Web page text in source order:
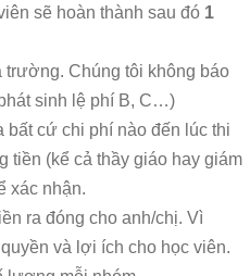
sẽ hoàn thành sau đó 1
Chúng tôi không báo
sinh lệ phí B, C…)
bất cứ chi phí nào đến lúc thi
tiền (kể cả thầy giáo hay giám
xác nhận.
ra đóng cho anh/chị. Vì
và lợi ích cho học viên.